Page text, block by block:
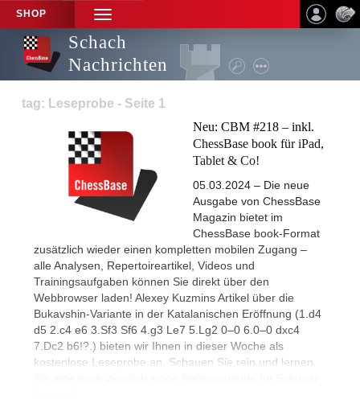
SHOP
TOGGLE
NAVIGATION
Schach
Nachrichten
tag: Leseprobe - Seite 1
Neu: CBM #218 – inkl.
ChessBase book für iPad,
Tablet & Co!
05.03.2024 – Die neue
Ausgabe von ChessBase
Magazin bietet im
ChessBase book-Format
zusätzlich wieder einen kompletten mobilen Zugang –
alle Analysen, Repertoireartikel, Videos und
Trainingsaufgaben können Sie direkt über den
Webbrowser laden! Alexey Kuzmins Artikel über die
Bukavshin-Variante in der Katalanischen Eröffnung (1.d4
d5 2.c4 e6 3.Sf3 Sf6 4.g3 Le7 5.Lg2 0–0 6.0–0 dxc4
7.Dc2 b6!?.) bieten wir Ihnen in dieser Woche als
kostenlose Leseprobe an. Schauen Sie rein und lernen